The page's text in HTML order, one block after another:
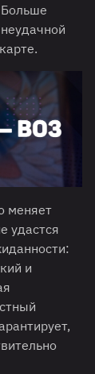
меняет
удастся
и